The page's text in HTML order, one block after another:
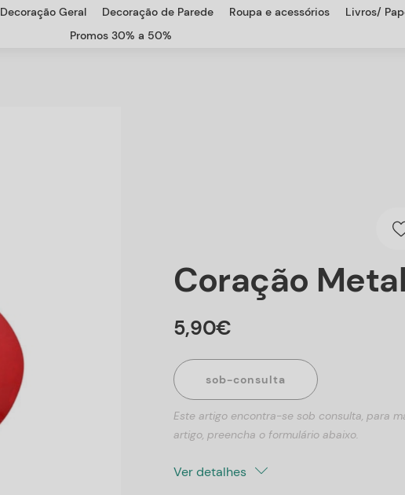
Decoração Geral Decoração de Parede Roupa e acessórios
Livros/
Promos 30% a 50%
Coração
5,90€
sob-consulta
Este artigo encontra-se sob consulta, para
artigo, preencha o formulário abaixo.
Ver detalhes